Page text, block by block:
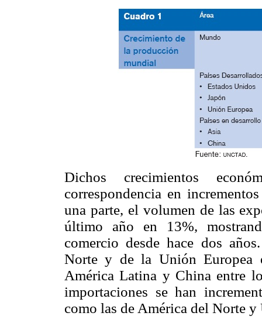
Dichos crecimientos
correspondencia en
una parte, el volumen de las
último año en 13%,
comercio desde hace dos
Norte y de la Unión Europea
América Latina y China entre
importaciones se han
como las de América del Norte